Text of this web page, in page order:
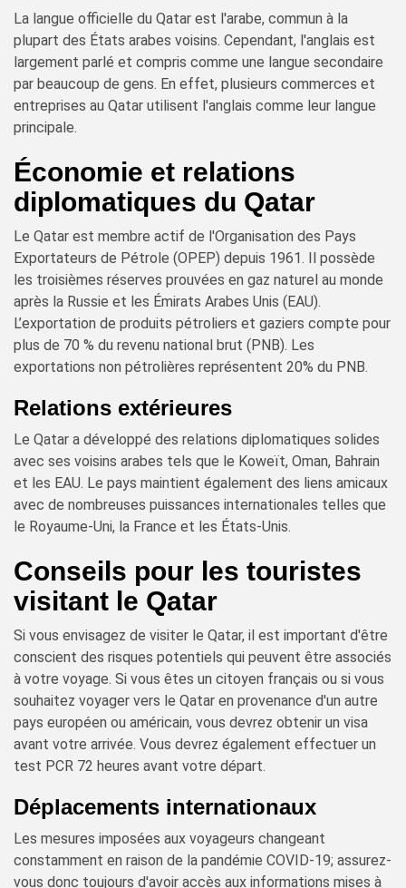
La langue officielle du Qatar est l'arabe, commun à la
plupart des États arabes voisins. Cependant, l'anglais est
largement parlé et compris comme une langue secondaire
par beaucoup de gens. En effet, plusieurs commerces et
entreprises au Qatar utilisent l'anglais comme leur langue
principale.
Économie et relations
diplomatiques du Qatar
Le Qatar est membre actif de l'Organisation des Pays
Exportateurs de Pétrole (OPEP) depuis 1961. Il possède
les troisièmes réserves prouvées en gaz naturel au monde
après la Russie et les Émirats Arabes Unis (EAU).
L’exportation de produits pétroliers et gaziers compte pour
plus de 70 % du revenu national brut (PNB). Les
exportations non pétrolières représentent 20% du PNB.
Relations extérieures
Le Qatar a développé des relations diplomatiques solides
avec ses voisins arabes tels que le Koweït, Oman, Bahrain
et les EAU. Le pays maintient également des liens amicaux
avec de nombreuses puissances internationales telles que
le Royaume-Uni, la France et les États-Unis.
Conseils pour les touristes
visitant le Qatar
Si vous envisagez de visiter le Qatar, il est important d'être
conscient des risques potentiels qui peuvent être associés
à votre voyage. Si vous êtes un citoyen français ou si vous
souhaitez voyager vers le Qatar en provenance d'un autre
pays européen ou américain, vous devrez obtenir un visa
avant votre arrivée. Vous devrez également effectuer un
test PCR 72 heures avant votre départ.
Déplacements internationaux
Les mesures imposées aux voyageurs changeant
constamment en raison de la pandémie COVID-19; assurez-
vous donc toujours d'avoir accès aux informations mises à